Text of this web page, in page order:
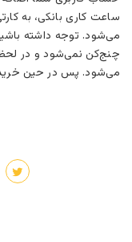
ساعت کاری بانکی، به
می‌شود. توجه داشته
چنج‌کن نمی‌شود و در
می‌شود. پس در حین خرید